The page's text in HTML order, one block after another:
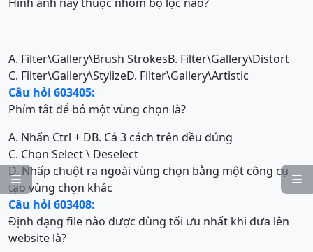


A. Filter\Gallery\Brush StrokesB. Filter\Gallery\Distort
C. Filter\Gallery\StylizeD. Filter\Gallery\Artistic
Câu hỏi 603405:
Phím tắt để bỏ một vùng chọn là?
A. Nhấn Ctrl + DB. Cả 3 cách trên đều đúng
C. Chọn Select \ Deselect
D. Nhấp chuột ra ngoài vùng chọn bằng một công cụ
tạo vùng chọn khác
Câu hỏi 603408:
Định dạng file nào được dùng tối ưu nhất khi đưa lên
website là?